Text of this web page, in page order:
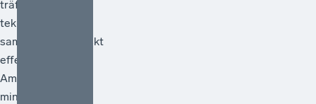
träffsäker,
teknikneutral och
samhällsekonomiskt
effektiv.[1]
Ambitionen att
minska